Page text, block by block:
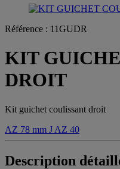
Référence : 11GUDR
KIT
DROIT
Kit guichet coulissant droit
AZ 78 mm J AZ 40
Description